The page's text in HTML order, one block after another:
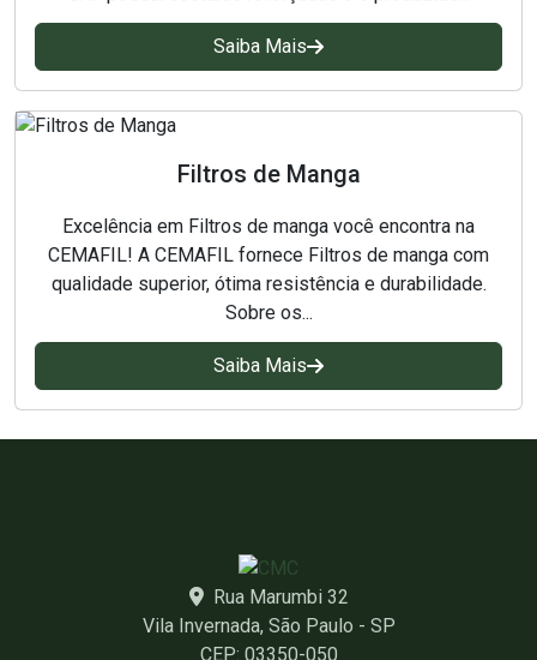
Saiba Mais
Filtros de Manga
Excelência em Filtros de manga você encontra na
CEMAFIL! A CEMAFIL fornece Filtros de manga com
qualidade superior, ótima resistência e durabilidade.
Sobre os...
Saiba Mais
Rua Marumbi 32
Vila Invernada, São Paulo - SP
CEP: 03350-050